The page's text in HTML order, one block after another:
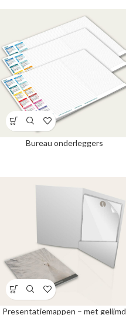
Bureau onderleggers
Presentatiemappen – met gelijmd